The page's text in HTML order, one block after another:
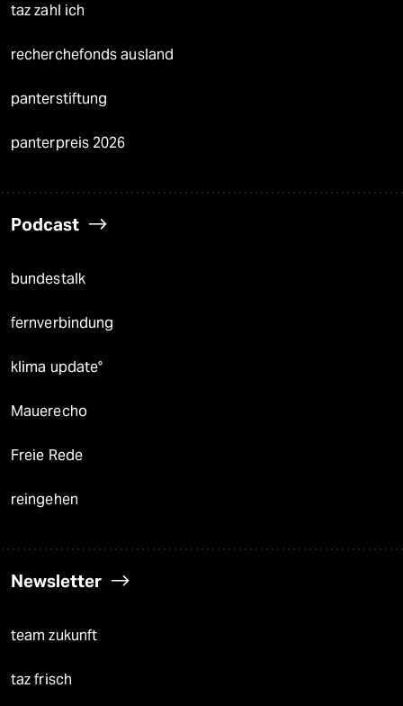
taz zahl ich
recherchefonds ausland
panterstiftung
panterpreis 2026
Podcast
bundestalk
fernverbindung
klima update°
Mauerecho
Freie Rede
reingehen
Newsletter
team zukunft
taz frisch